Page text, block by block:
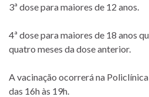
3ª dose para maiores de 12 anos.
4ª dose para maiores de 18 anos
quatro meses da dose anterior.
A vacinação ocorrerá na
das 16h às 19h.